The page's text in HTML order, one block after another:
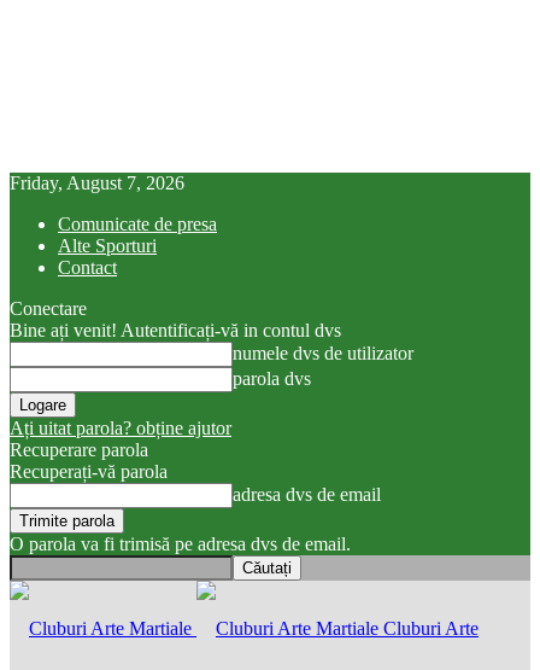
Friday, August 7, 2026
Comunicate de presa
Alte Sporturi
Contact
Conectare
Bine ați venit! Autentificați-vă in contul dvs
numele dvs de utilizator
parola dvs
Ați uitat parola? obține ajutor
Recuperare parola
Recuperați-vă parola
adresa dvs de email
O parola va fi trimisă pe adresa dvs de email.
Cluburi Arte